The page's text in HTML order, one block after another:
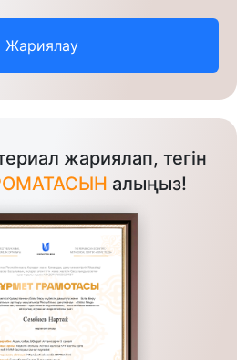
Жариялау
жариялап, тегін
алыңыз!